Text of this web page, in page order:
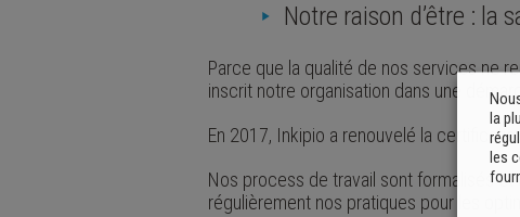
Notre raison d’être : la
Parce que la qualité de nos services ne
inscrit notre organisation dans une
En 2017, Inkipio a renouvelé la
Nos process de travail sont formalisés et
régulièrement nos pratiques pour les
la
les